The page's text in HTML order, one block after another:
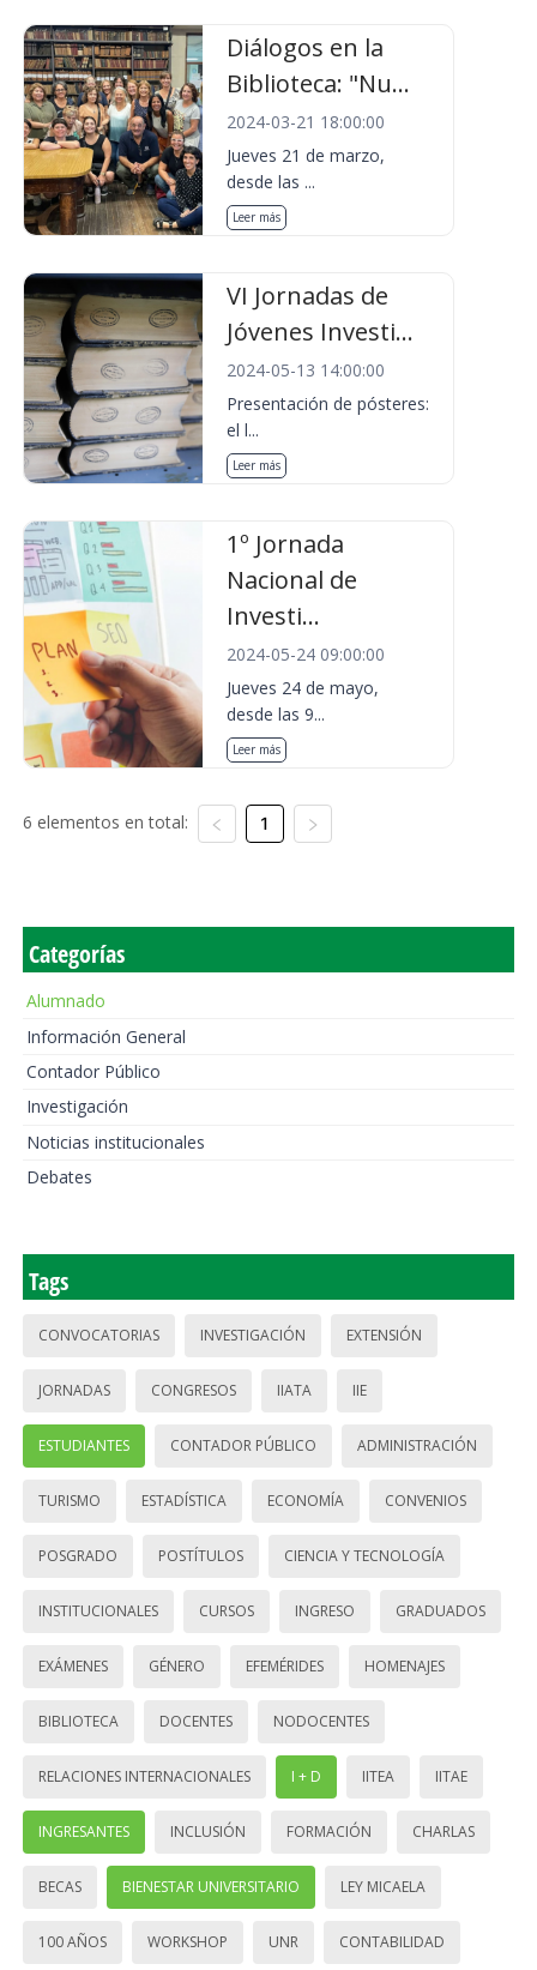
Diálogos en la
Biblioteca: "Nu...
2024-03-21 18:00:00
Jueves 21 de marzo,
desde las ...
Leer más
VI Jornadas de
Jóvenes Investi...
2024-05-13 14:00:00
Presentación de pósteres:
el l...
Leer más
1º Jornada
Nacional de
Investi...
2024-05-24 09:00:00
Jueves 24 de mayo,
desde las 9...
Leer más
6 elementos en total: 1
Categorías
Alumnado
Información General
Contador Público
Investigación
Noticias institucionales
Debates
Tags
CONVOCATORIAS INVESTIGACIÓN EXTENSIÓN
JORNADAS CONGRESOS IIATA IIE
ESTUDIANTES CONTADOR PÚBLICO ADMINISTRACIÓN
TURISMO ESTADÍSTICA ECONOMÍA CONVENIOS
POSGRADO POSTÍTULOS CIENCIA Y TECNOLOGÍA
INSTITUCIONALES CURSOS INGRESO GRADUADOS
EXÁMENES GÉNERO EFEMÉRIDES HOMENAJES
BIBLIOTECA DOCENTES NODOCENTES
RELACIONES INTERNACIONALES I + D IITEA IITAE
INGRESANTES INCLUSIÓN FORMACIÓN CHARLAS
BECAS BIENESTAR UNIVERSITARIO LEY MICAELA
100 AÑOS WORKSHOP UNR CONTABILIDAD